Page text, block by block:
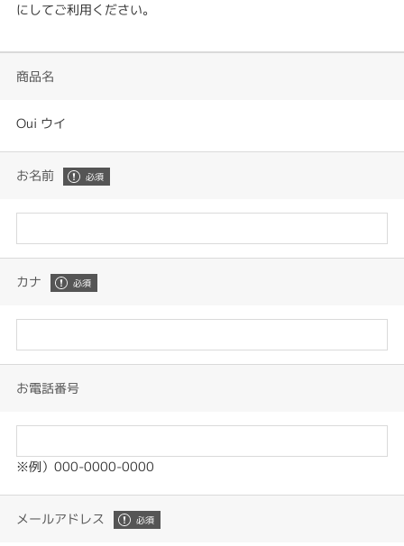
にしてご利用ください。
商品名
Oui ウイ
お名前
カナ
お電話番号
※例）000-0000-0000
メールアドレス